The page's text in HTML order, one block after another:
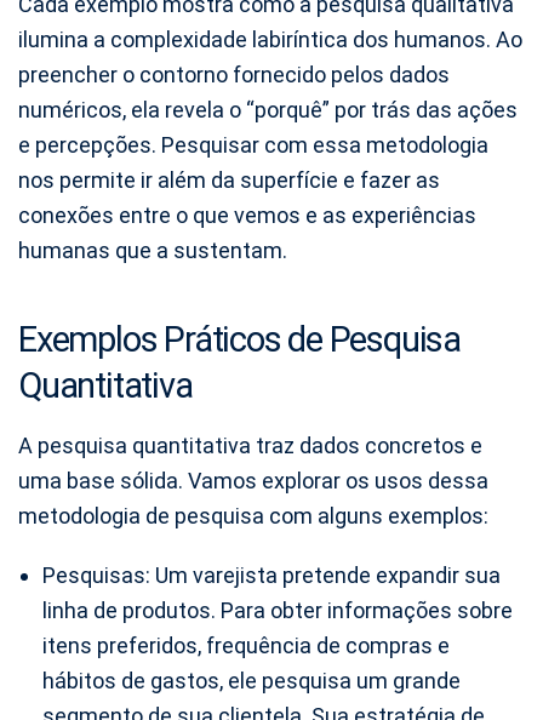
ilumina a complexidade labiríntica dos humanos. Ao
preencher o contorno fornecido pelos dados
numéricos, ela revela o “porquê” por trás das ações
e percepções. Pesquisar com essa metodologia
nos permite ir além da superfície e fazer as
conexões entre o que vemos e as experiências
humanas que a sustentam.
Exemplos Práticos de Pesquisa
Quantitativa
A pesquisa quantitativa traz dados concretos e
uma base sólida. Vamos explorar os usos dessa
metodologia de pesquisa com alguns exemplos:
Pesquisas: Um varejista pretende expandir sua
linha de produtos. Para obter informações sobre
itens preferidos, frequência de compras e
hábitos de gastos, ele pesquisa um grande